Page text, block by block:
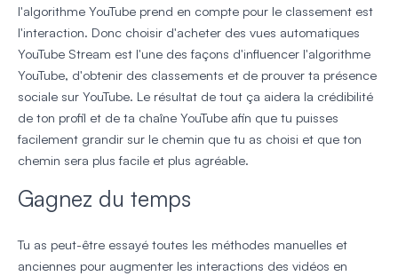
l'algorithme YouTube prend en compte pour le classement est
l'interaction. Donc choisir d'acheter des vues automatiques
YouTube Stream est l'une des façons d'influencer l'algorithme
YouTube, d'obtenir des classements et de prouver ta présence
sociale sur YouTube. Le résultat de tout ça aidera la crédibilité
de ton profil et de ta chaîne YouTube afin que tu puisses
facilement grandir sur le chemin que tu as choisi et que ton
chemin sera plus facile et plus agréable.
Gagnez du temps
Tu as peut-être essayé toutes les méthodes manuelles et
anciennes pour augmenter les interactions des vidéos en